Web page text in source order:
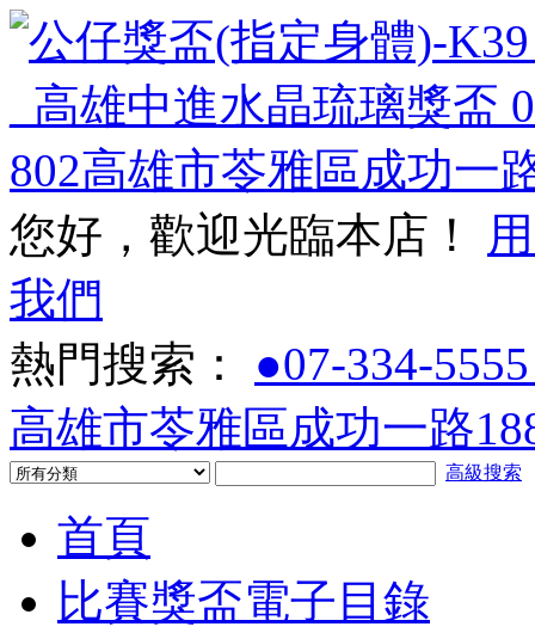
您好，歡迎光臨本店！
我們
熱門搜索： ●07-334-
高雄市苓雅區成功一路
高級搜索
首頁
比賽獎盃電子目錄